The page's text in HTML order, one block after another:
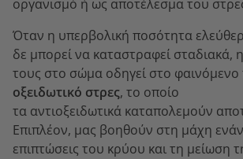
οργανισμό ή ως αποτέλεσμα του
Όταν η υπερβολική ποσότητα
δε μπορεί να καταστραφεί σταδιακά,
τους στο σώμα οδηγεί στο
οξειδωτικό στρες, το οποίο
τα αντιοξειδωτικά καταπολεμούν
Επιπλέον, μας βοηθούν στη μάχη
επιπτώσεις του κρύου και τη μείωση